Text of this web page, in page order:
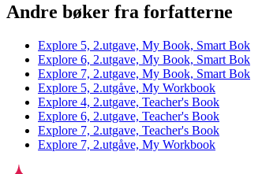
Andre bøker fra forfatterne
Explore 5, 2.utgave, My Book, Smart Bok
Explore 6, 2.utgave, My Book, Smart Bok
Explore 7, 2.utgave, My Book, Smart Bok
Explore 5, 2.utgåve, My Workbook
Explore 4, 2.utgave, Teacher's Book
Explore 6, 2.utgave, Teacher's Book
Explore 7, 2.utgave, Teacher's Book
Explore 7, 2.utgåve, My Workbook